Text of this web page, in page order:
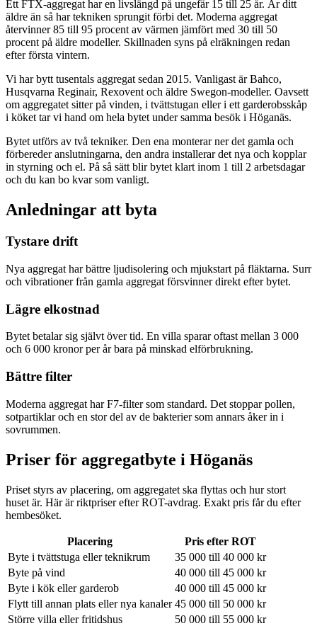
Ett FTX-aggregat har en livslängd på ungefär 15 till 25 år. Är ditt
äldre än så har tekniken sprungit förbi det. Moderna aggregat
återvinner 85 till 95 procent av värmen jämfört med 30 till 50
procent på äldre modeller. Skillnaden syns på elräkningen redan
efter första vintern.
Vi har bytt tusentals aggregat sedan 2015. Vanligast är Bahco,
Husqvarna Reginair, Rexovent och äldre Swegon-modeller. Oavsett
om aggregatet sitter på vinden, i tvättstugan eller i ett garderobsskåp
i köket tar vi hand om hela bytet under samma besök i Höganäs.
Bytet utförs av två tekniker. Den ena monterar ner det gamla och
förbereder anslutningarna, den andra installerar det nya och kopplar
in styrning och el. På så sätt blir bytet klart inom 1 till 2 arbetsdagar
och du kan bo kvar som vanligt.
Anledningar att byta
Tystare drift
Nya aggregat har bättre ljudisolering och mjukstart på fläktarna. Surr
och vibrationer från gamla aggregat försvinner direkt efter bytet.
Lägre elkostnad
Bytet betalar sig självt över tid. En villa sparar oftast mellan 3 000
och 6 000 kronor per år bara på minskad elförbrukning.
Bättre filter
Moderna aggregat har F7-filter som standard. Det stoppar pollen,
sotpartiklar och en stor del av de bakterier som annars åker in i
sovrummen.
Priser för aggregatbyte i Höganäs
Priset styrs av placering, om aggregatet ska flyttas och hur stort
huset är. Här är riktpriser efter ROT-avdrag. Exakt pris får du efter
hembesöket.
Placering
Pris efter ROT
Byte i tvättstuga eller teknikrum
35 000 till 40 000 kr
Byte på vind
40 000 till 45 000 kr
Byte i kök eller garderob
40 000 till 45 000 kr
Flytt till annan plats eller nya kanaler 45 000 till 50 000 kr
Större villa eller fritidshus
50 000 till 55 000 kr